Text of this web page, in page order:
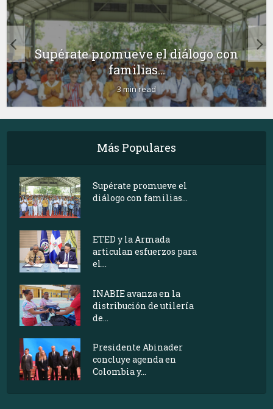
Supérate promueve el diálogo con
familias...
3 min read
Más Populares
Supérate promueve el
diálogo con familias...
ETED y la Armada
articulan esfuerzos para
el...
INABIE avanza en la
distribución de utilería
de...
Presidente Abinader
concluye agenda en
Colombia y...